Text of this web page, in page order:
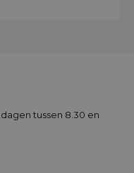
tussen 8.30 en